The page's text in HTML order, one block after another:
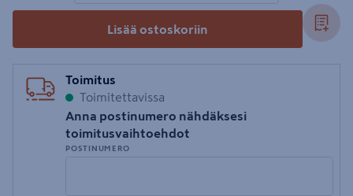
Lisää ostoskoriin
Toimitus
Toimitettavissa
Anna postinumero nähdäksesi
toimitusvaihtoehdot
POSTINUMERO